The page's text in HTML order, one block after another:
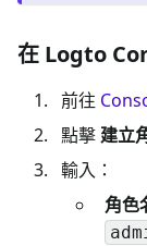
在 Logto
前往
點擊 建立
輸入：
角色